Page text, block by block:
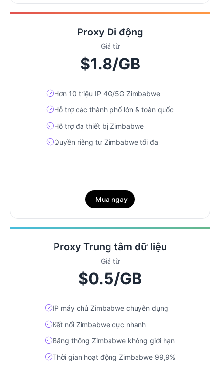
Proxy Di động
Giá từ
$1.8/GB
Hơn 10 triệu IP 4G/5G Zimbabwe
Hỗ trợ các thành phố lớn & toàn quốc
Hỗ trợ đa thiết bị Zimbabwe
Quyền riêng tư Zimbabwe tối đa
Mua ngay
Proxy Trung tâm dữ liệu
Giá từ
$0.5/GB
IP máy chủ Zimbabwe chuyên dụng
Kết nối Zimbabwe cực nhanh
Băng thông Zimbabwe không giới hạn
Thời gian hoạt động Zimbabwe 99,9%